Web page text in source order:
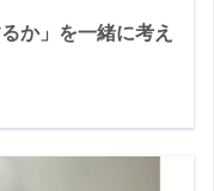
か」を一緒に考え